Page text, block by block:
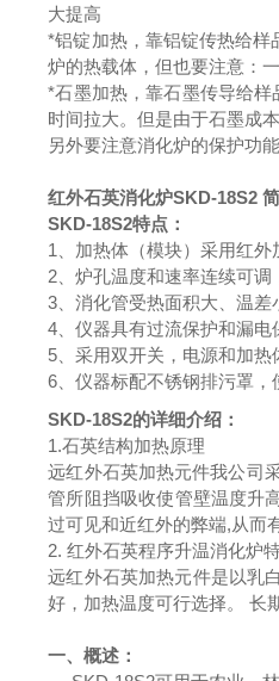
大提高
*铝锭加热，靠铝锭传热给
炉的热载体，但也要注意：
*石墨加热，靠石墨传导给
时间拉大。但是由于石墨成
另外要注意消化炉的保护功
红外石英消化炉SKD-18S2
SKD-18S2特点：
1、加热体（模块）采用红
2、炉孔温度和速率连续可
3、消化管受热面积大、温差
4、仪器具有过流保护和漏电
5、采用双开关，电源和加
6、仪器标配不锈钢排污罩，
SKD-18S2的详细介绍：
1.石英结构加热原理
远红外石英加热元件我公司
管所阻挡吸收使管壁温度升
过可见和近红外的弊端,从而
2. 红外石英程序升温消化炉
远红外石英加热元件是以乳
好，加热温度可行选择。 长
一、概述：